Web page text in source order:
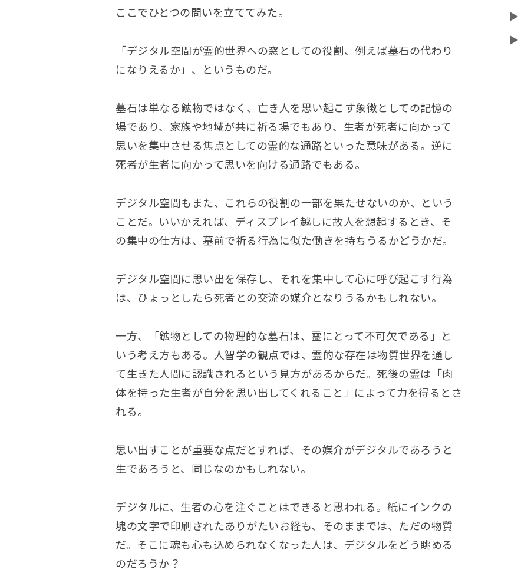
ここでひとつの問いを立ててみた。
「デジタル空間が霊的世界への窓としての役割、例えば墓石の代わり
になりえるか」、というものだ。
墓石は単なる鉱物ではなく、亡き人を思い起こす象徴としての記憶の
場であり、家族や地域が共に祈る場でもあり、生者が死者に向かって
思いを集中させる焦点としての霊的な通路といった意味がある。逆に
死者が生者に向かって思いを向ける通路でもある。
デジタル空間もまた、これらの役割の一部を果たせないのか、という
ことだ。いいかえれば、ディスプレイ越しに故人を想起するとき、そ
の集中の仕方は、墓前で祈る行為に似た働きを持ちうるかどうかだ。
デジタル空間に思い出を保存し、それを集中して心に呼び起こす行為
は、ひょっとしたら死者との交流の媒介となりうるかもしれない。
一方、「鉱物としての物理的な墓石は、霊にとって不可欠である」と
いう考え方もある。人智学の観点では、霊的な存在は物質世界を通し
て生きた人間に認識されるという見方があるからだ。死後の霊は「肉
体を持った生者が自分を思い出してくれること」によって力を得るとさ
れる。
思い出すことが重要な点だとすれば、その媒介がデジタルであろうと
生であろうと、同じなのかもしれない。
デジタルに、生者の心を注ぐことはできると思われる。紙にインクの
塊の文字で印刷されたありがたいお経も、そのままでは、ただの物質
だ。そこに魂も心も込められなくなった人は、デジタルをどう眺める
のだろうか？
▶
▶